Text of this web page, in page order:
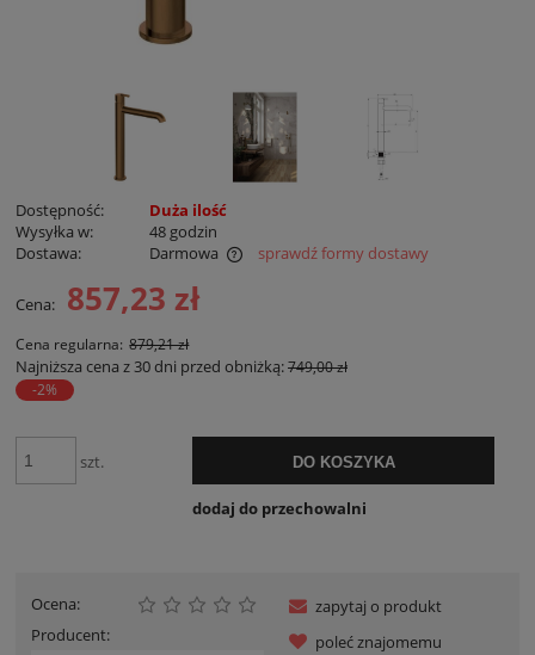
Dostępność:
Duża ilość
Wysyłka w:
48 godzin
Dostawa:
Darmowa
sprawdź formy dostawy
Cena: 857,23 zł
Cena regularna: 879,21 zł
Najniższa cena z 30 dni przed obniżką:749,00 zł
-2%
szt. DO KOSZYKA
dodaj do przechowalni
Ocena:
Producent:
zapytaj o produkt
poleć znajomemu